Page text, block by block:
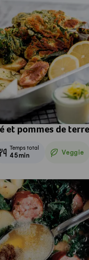
et pommes de
Temps total
45min Veggie
Veggie